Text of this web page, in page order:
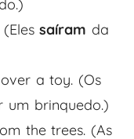
(Elessaíram da
over a toy. (Os
um brinquedo.)
the trees. (As